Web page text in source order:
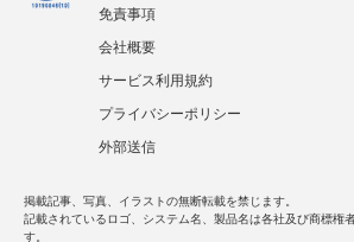
免責事項
会社概要
サービス利用規約
プライバシーポリシー
外部送信
掲載記事、写真、イラストの無断転載を禁じます。
記載されているロゴ、システム名、製品名は各社及び商標権
す。